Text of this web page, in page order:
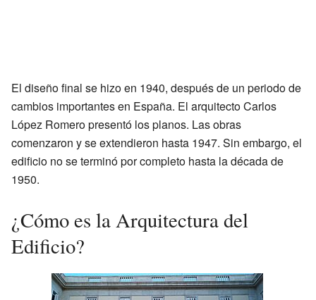
El diseño final se hizo en 1940, después de un periodo de
cambios importantes en España. El arquitecto Carlos
López Romero presentó los planos. Las obras
comenzaron y se extendieron hasta 1947. Sin embargo, el
edificio no se terminó por completo hasta la década de
1950.
¿Cómo es la Arquitectura del
Edificio?